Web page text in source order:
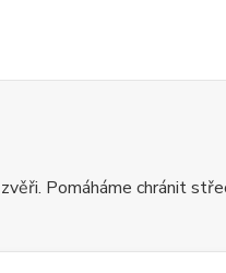
Pomáháme chránit